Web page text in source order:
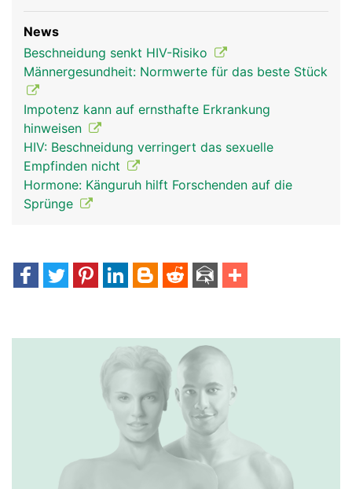
News
Beschneidung senkt HIV-Risiko
Männergesundheit: Normwerte für das beste Stück
Impotenz kann auf ernsthafte Erkrankung
hinweisen
HIV: Beschneidung verringert das sexuelle
Empfinden nicht
Hormone: Känguruh hilft Forschenden auf die
Sprünge